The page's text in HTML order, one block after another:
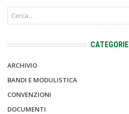
CATEGORIE
ARCHIVIO
BANDI E MODULISTICA
CONVENZIONI
DOCUMENTI